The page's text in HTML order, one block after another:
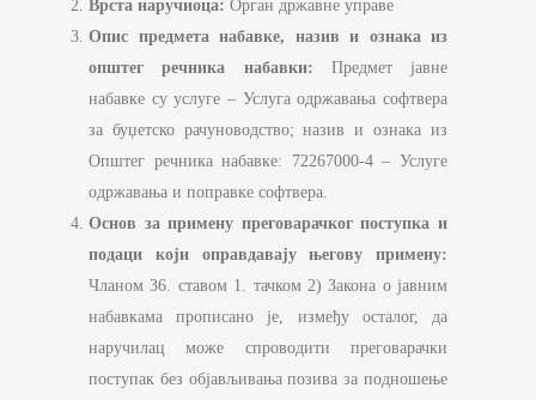
Врста наручиоца: Орган државне управе
Опис предмета набавке, назив и ознака из
општег речника набавки: Предмет јавне
набавке су услуге – Услуга одржавања софтвера
за буџетско рачуноводство; назив и ознака из
Општег речника набавке: 72267000-4 – Услуге
одржавања и поправке софтвера.
Основ за примену преговарачког поступка и
подаци који оправдавају његову примену:
Чланом 36. ставом 1. тачком 2) Закона о јавним
набавкама прописано је, између осталог, да
наручилац може спроводити преговарачки
поступак без објављивања позива за подношење